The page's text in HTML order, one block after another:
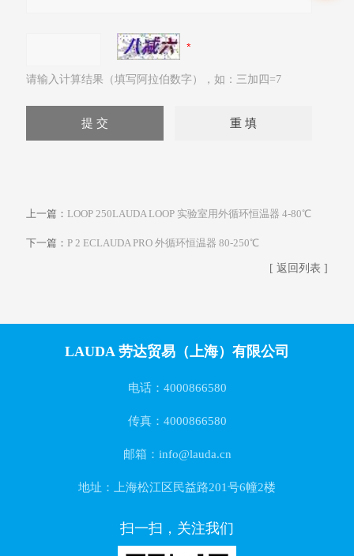
请输入计算结果（填写阿拉伯数字），如：三加四=7
上一篇： LOOP 250LAUDA LOOP 实验室用外循环恒温器 4-80℃
下一篇： P 2 ECLAUDA PRO 外循环恒温器 80-250℃
[ 返回列表 ]
LAUDA 劳达贸易（上海）有限公司
电话：4000866580
传真：4000866580
邮箱：info@lauda.cn
地址：上海松江区民益路201号6幢2楼
扫一扫，关注我们